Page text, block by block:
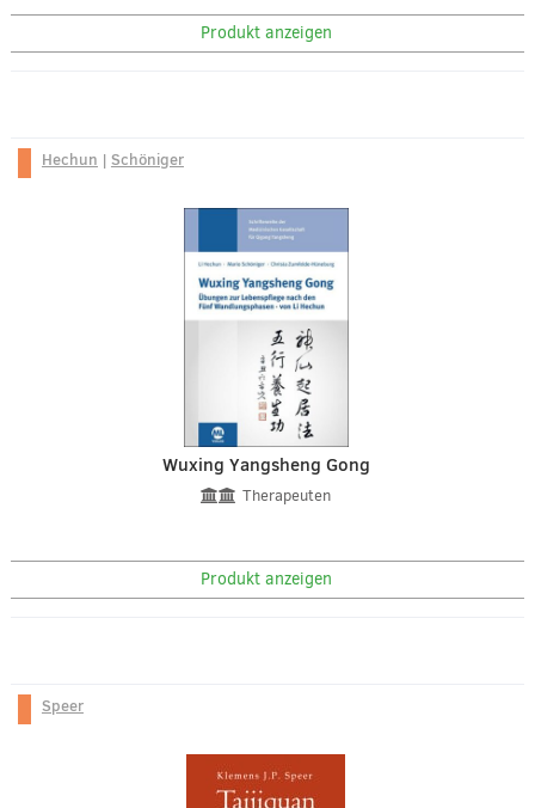
Produkt anzeigen
Hechun | Schöniger
Wuxing Yangsheng Gong
Therapeuten
Produkt anzeigen
Speer